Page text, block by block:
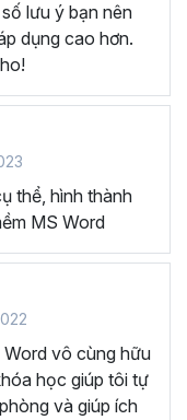
Word cung cấp
đồ và làm báo cáo,
quan nhất, từ đó
minh.
như sách, báo cáo
bản pháp lý:
nhân sự thường
ĐỈNH
AI?
lưu ý bạn nên
dụng cao hơn.
thể, hình thành
MS Word
Word vô cùng hữu
học giúp tôi tự
và giúp ích